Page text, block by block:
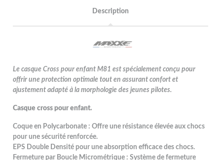
Description
Le casque Cross pour enfant M81 est spécialement conçu pour
offrir une protection optimale tout en assurant confort et
ajustement adapté à la morphologie des jeunes pilotes.
Casque cross pour enfant.
Coque en Polycarbonate : Offre une résistance élevée aux chocs
pour une sécurité renforcée.
EPS Double Densité pour une absorption efficace des chocs.
Fermeture par Boucle Micrométrique : Système de fermeture